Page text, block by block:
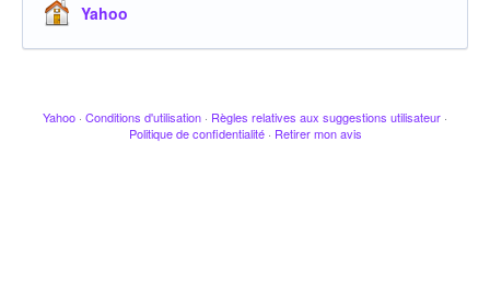
Yahoo
Yahoo · Conditions d'utilisation · Règles relatives aux suggestions utilisateur ·
Politique de confidentialité · Retirer mon avis